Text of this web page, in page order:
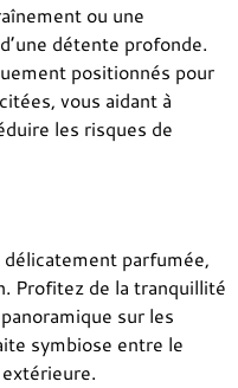
ou une
détente profonde.
positionnés pour
vous aidant à
les risques de
délicatement parfumée,
Profitez de la tranquillité
sur les
symbiose entre le